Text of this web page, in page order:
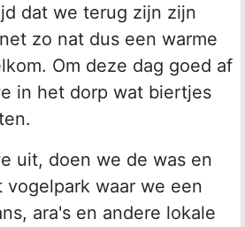
dat we terug zijn zijn
zo nat dus een warme
Om deze dag goed af
in het dorp wat biertjes
uit, doen we de was en
vogelpark waar we een
ara's en andere lokale